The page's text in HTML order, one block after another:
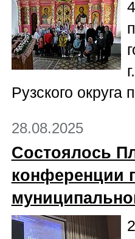
Рузского
28.08.2025
Состоялось
конференции